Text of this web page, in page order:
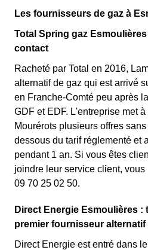
Les fournisseurs de gaz à
Total Spring gaz
contact
Racheté par Total en 2016,
alternatif de gaz qui est arrivé
en Franche-Comté peu après
GDF et EDF. L'entreprise met
Mourérots plusieurs offres
dessous du tarif réglementé et
pendant 1 an. Si vous êtes
joindre leur service client,
09 70 25 02 50.
Direct Energie Esmoulières :
premier fournisseur alternatif
Direct Energie est entré dans